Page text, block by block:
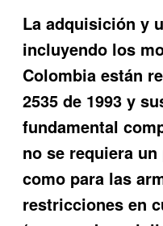
La adquisición y
incluyendo los
Colombia están
2535 de 1993 y
fundamental
no se requiera
como para las
restricciones en